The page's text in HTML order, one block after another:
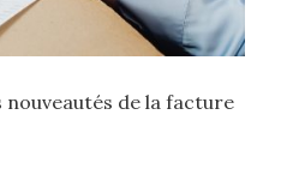
de la facture